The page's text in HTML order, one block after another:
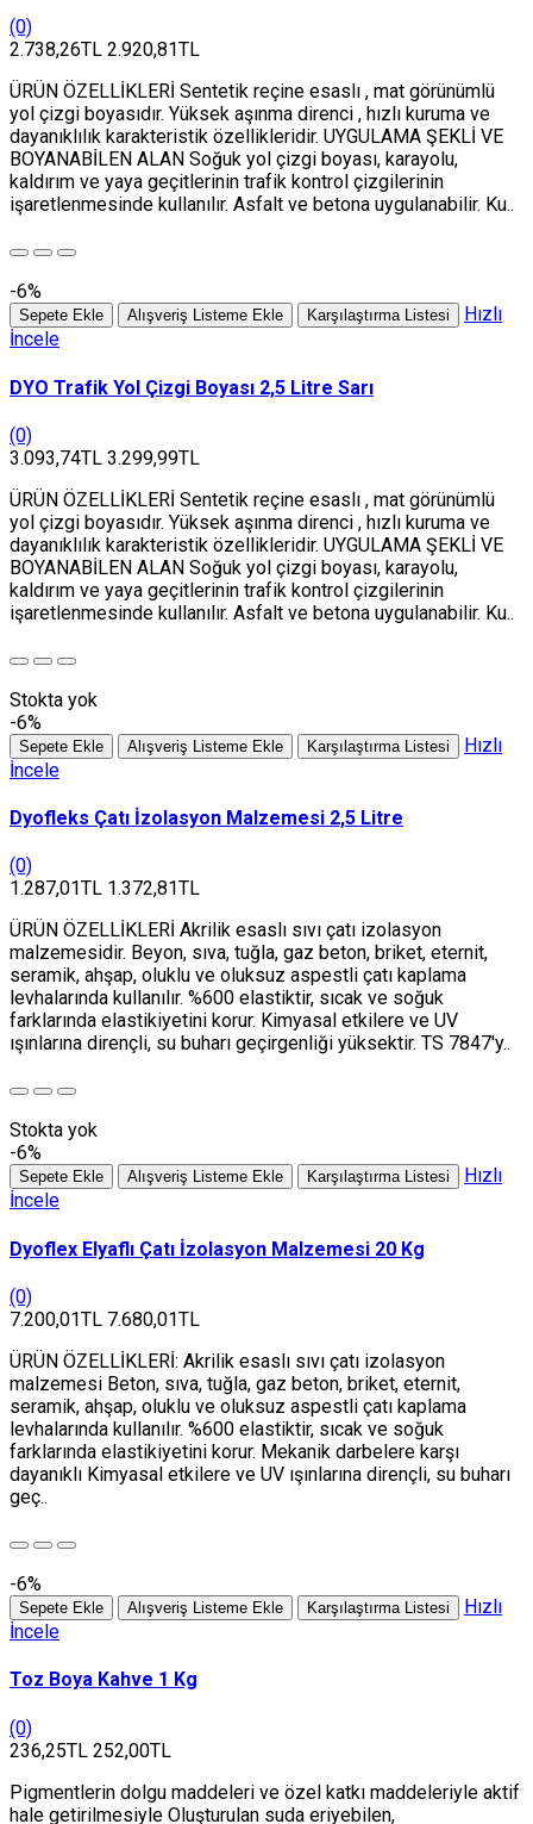
(0)
2.738,26TL 2.920,81TL
ÜRÜN ÖZELLİKLERİ Sentetik reçine esaslı , mat görünümlü
yol çizgi boyasıdır. Yüksek aşınma direnci , hızlı kuruma ve
dayanıklılık karakteristik özellikleridir. UYGULAMA ŞEKLİ VE
BOYANABİLEN ALAN Soğuk yol çizgi boyası, karayolu,
kaldırım ve yaya geçitlerinin trafik kontrol çizgilerinin
işaretlenmesinde kullanılır. Asfalt ve betona uygulanabilir. Ku..
-6%
Sepete Ekle Alışveriş Listeme Ekle Karşılaştırma Listesi
Hızlı
İncele
DYO Trafik Yol Çizgi Boyası 2,5 Litre Sarı
(0)
3.093,74TL 3.299,99TL
ÜRÜN ÖZELLİKLERİ Sentetik reçine esaslı , mat görünümlü
yol çizgi boyasıdır. Yüksek aşınma direnci , hızlı kuruma ve
dayanıklılık karakteristik özellikleridir. UYGULAMA ŞEKLİ VE
BOYANABİLEN ALAN Soğuk yol çizgi boyası, karayolu,
kaldırım ve yaya geçitlerinin trafik kontrol çizgilerinin
işaretlenmesinde kullanılır. Asfalt ve betona uygulanabilir. Ku..
Stokta yok
-6%
Sepete Ekle Alışveriş Listeme Ekle Karşılaştırma Listesi
Hızlı
İncele
Dyofleks Çatı İzolasyon Malzemesi 2,5 Litre
(0)
1.287,01TL 1.372,81TL
ÜRÜN ÖZELLİKLERİ Akrilik esaslı sıvı çatı izolasyon
malzemesidir. Beyon, sıva, tuğla, gaz beton, briket, eternit,
seramik, ahşap, oluklu ve oluksuz aspestli çatı kaplama
levhalarında kullanılır. %600 elastiktir, sıcak ve soğuk
farklarında elastikiyetini korur. Kimyasal etkilere ve UV
ışınlarına dirençli, su buharı geçirgenliği yüksektir. TS 7847'y..
Stokta yok
-6%
Sepete Ekle Alışveriş Listeme Ekle Karşılaştırma Listesi
Hızlı
İncele
Dyoflex Elyaflı Çatı İzolasyon Malzemesi 20 Kg
(0)
7.200,01TL 7.680,01TL
ÜRÜN ÖZELLİKLERİ: Akrilik esaslı sıvı çatı izolasyon
malzemesi Beton, sıva, tuğla, gaz beton, briket, eternit,
seramik, ahşap, oluklu ve oluksuz aspestli çatı kaplama
levhalarında kullanılır. %600 elastiktir, sıcak ve soğuk
farklarında elastikiyetini korur. Mekanik darbelere karşı
dayanıklı Kimyasal etkilere ve UV ışınlarına dirençli, su buharı
geç..
-6%
Sepete Ekle Alışveriş Listeme Ekle Karşılaştırma Listesi
Hızlı
İncele
Toz Boya Kahve 1 Kg
(0)
236,25TL 252,00TL
Pigmentlerin dolgu maddeleri ve özel katkı maddeleriyle aktif
hale getirilmesiyle Oluşturulan suda eriyebilen,